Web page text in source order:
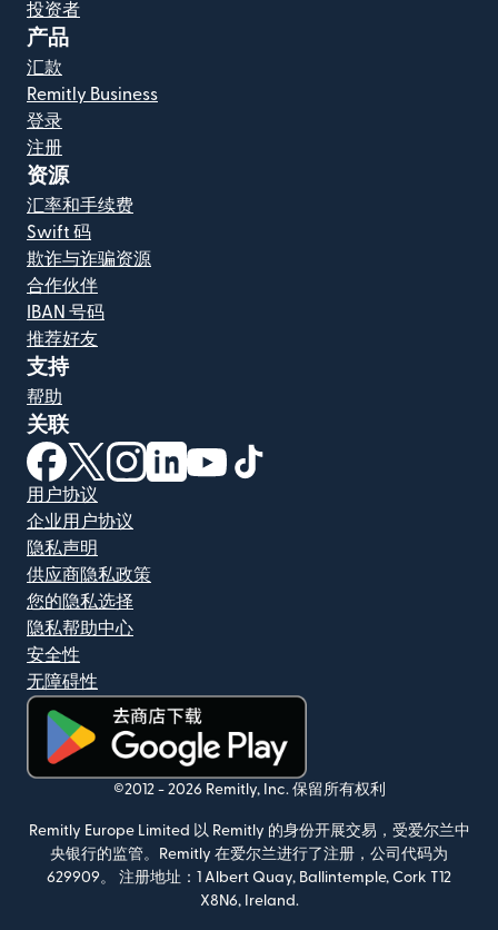
投资者
产品
汇款
Remitly Business
登录
注册
资源
汇率和手续费
Swift 码
欺诈与诈骗资源
合作伙伴
IBAN 号码
推荐好友
支持
帮助
关联
（在新窗口中打开）
（在新窗口中打开）
（在新窗口中打开）
（在新窗口中打开）
（在新窗口中打开）
用户协议
企业用户协议
隐私声明
供应商隐私政策
您的隐私选择
隐私帮助中心
安全性
无障碍性
（在新窗口中打开）
©2012 - 2026 Remitly, Inc. 保留所有权利
Remitly Europe Limited 以 Remitly 的身份开展交易，受爱尔兰中
央银行的监管。Remitly 在爱尔兰进行了注册，公司代码为
629909。 注册地址：1 Albert Quay, Ballintemple, Cork T12
X8N6, Ireland.